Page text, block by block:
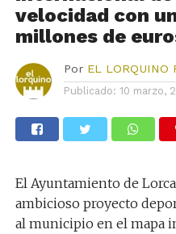
velocidad con
millones de
Por EL LORQUINO
Publicado: 10 marzo,
El Ayuntamiento de
ambicioso proyecto
al municipio en el mapa